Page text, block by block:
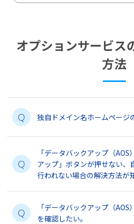
オプションサービス
方法
Q 独自ドメイン名ホームページ
Q
「データバックアップ（
アップ」ボタンが押せない、
行われない場合の解決方法が
Q
「データバックアップ（
を確認したい。